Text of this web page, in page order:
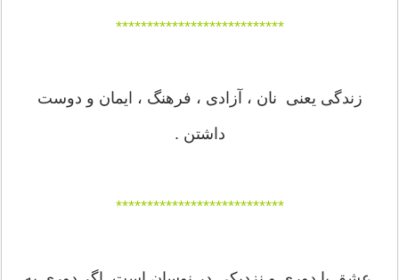
***************************
زندگی یعنی نان ، آزادی ، فرهنگ ، ايمان و دوست
داشتن .
***************************